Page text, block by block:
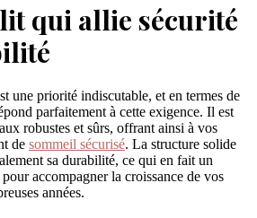
qui allie sécurité
une priorité indiscutable, et en termes de
parfaitement à cette exigence. Il est
robustes et sûrs, offrant ainsi à vos
de sommeil sécurisé. La structure solide
sa durabilité, ce qui en fait un
accompagner la croissance de vos
années.